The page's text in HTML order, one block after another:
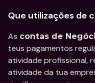
Que utilizações de
As contas de
teus pagamentos
atividade profissional,
atividade da tua